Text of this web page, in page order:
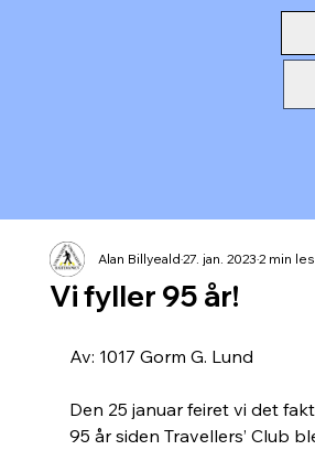
Vi fyller 95 år!
Alan Billyeald27. jan. 20232 min
Av: 1017 Gorm G. Lund
Den 25 januar feiret vi det
95 år siden Travellers’ Club